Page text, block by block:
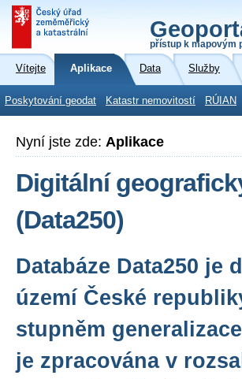
přístup k mapovým
Vítejte Aplikace Data Služby
Poskytování geodat Katastr nemovitostí RÚIAN
Nyní jste zde: Aplikace
Digitální
(Data250)
Databáze Data250
území České
stupněm
je zpracována v